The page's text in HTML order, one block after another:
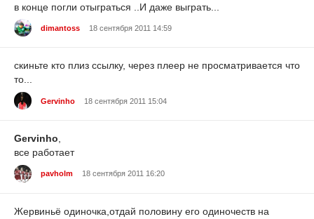
в конце погли отыграться ..И даже выграть...
dimantoss 18 сентября 2011 14:59
скиньте кто плиз ссылку, через плеер не просматривается что
то...
Gervinho 18 сентября 2011 15:04
Gervinho,
все работает
pavholm 18 сентября 2011 16:20
Жервиньё одиночка,отдай половину его одиночеств на